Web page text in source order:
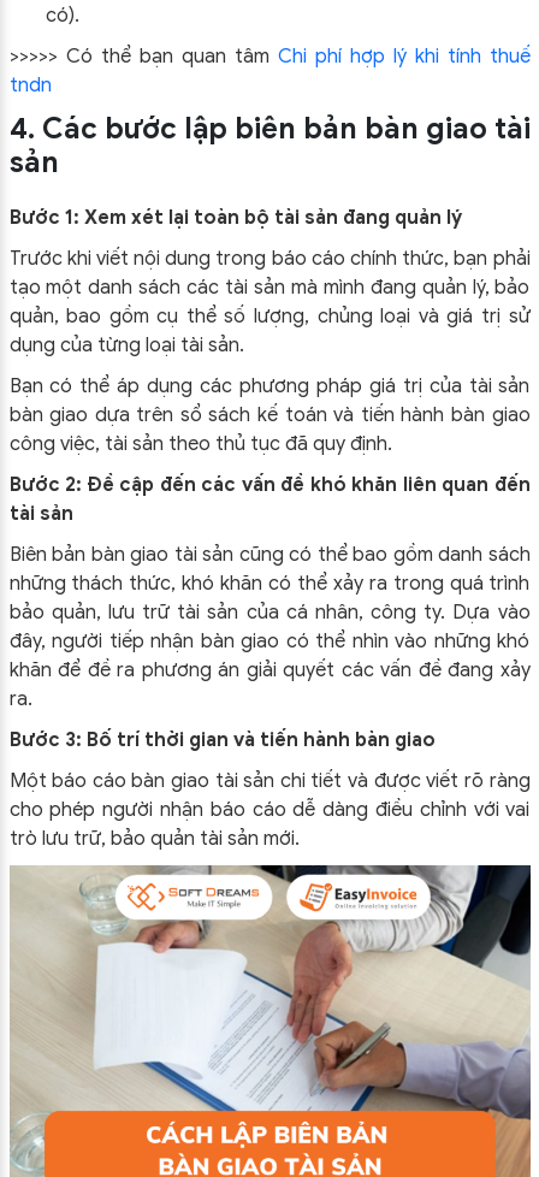
có).
>>>>> Có thể bạn quan tâm Chi phí hợp lý khi tính thuế
tndn
4. Các bước lập biên bản bàn giao tài
sản
Bước 1: Xem xét lại toàn bộ tài sản đang quản lý
Trước khi viết nội dung trong báo cáo chính thức, bạn phải
tạo một danh sách các tài sản mà mình đang quản lý, bảo
quản, bao gồm cụ thể số lượng, chủng loại và giá trị sử
dụng của từng loại tài sản.
Bạn có thể áp dụng các phương pháp giá trị của tài sản
bàn giao dựa trên sổ sách kế toán và tiến hành bàn giao
công việc, tài sản theo thủ tục đã quy định.
Bước 2: Đề cập đến các vấn đề khó khăn liên quan đến
tài sản
Biên bản bàn giao tài sản cũng có thể bao gồm danh sách
những thách thức, khó khăn có thể xảy ra trong quá trình
bảo quản, lưu trữ tài sản của cá nhân, công ty. Dựa vào
đây, người tiếp nhận bàn giao có thể nhìn vào những khó
khăn để đề ra phương án giải quyết các vấn đề đang xảy
ra.
Bước 3: Bố trí thời gian và tiến hành bàn giao
Một báo cáo bàn giao tài sản chi tiết và được viết rõ ràng
cho phép người nhận báo cáo dễ dàng điều chỉnh với vai
trò lưu trữ, bảo quản tài sản mới.